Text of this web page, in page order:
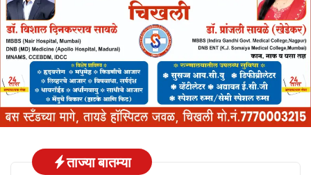
ताज्या बातम्या